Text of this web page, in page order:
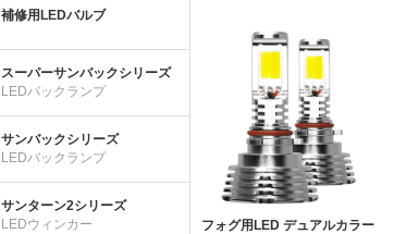
フォグ用LED デュアルカラー
補修用LEDバルブ
スーパーサンバックシリーズ
LEDバックランプ
サンバックシリーズ
LEDバックランプ
サンターン2シリーズ
LEDウィンカー